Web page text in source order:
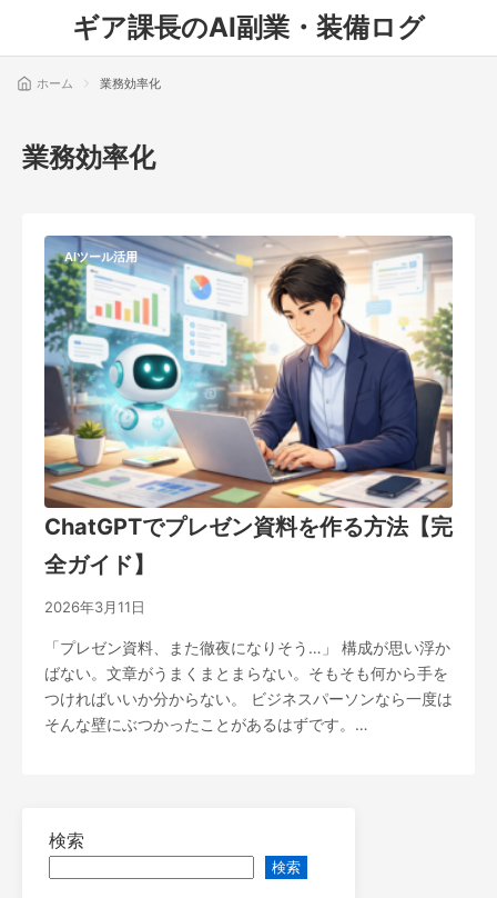
ギア課長のAI副業・装備ログ
ホーム 業務効率化
業務効率化
AIツール活用
ChatGPTでプレゼン資料を作る方法【完
全ガイド】
2026年3月11日
「プレゼン資料、また徹夜になりそう…」 構成が思い浮か
ばない。文章がうまくまとまらない。そもそも何から手を
つければいいか分からない。 ビジネスパーソンなら一度は
そんな壁にぶつかったことがあるはずです。…
検索
検索